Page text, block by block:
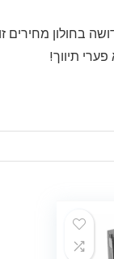
בחולון מחירים
תיווך!